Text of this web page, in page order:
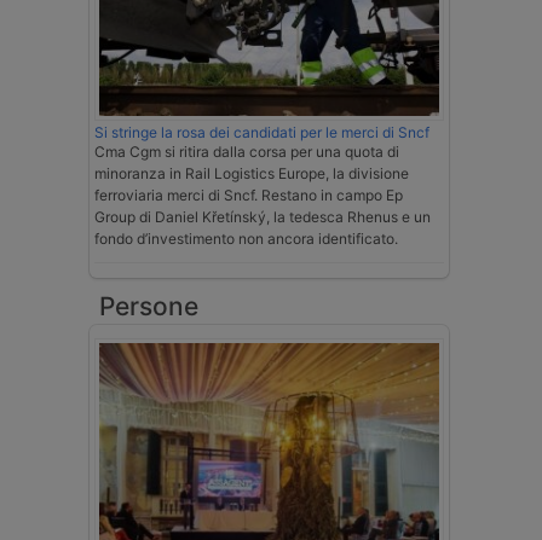
Si stringe la rosa dei candidati per le merci di Sncf
Cma Cgm si ritira dalla corsa per una quota di
minoranza in Rail Logistics Europe, la divisione
ferroviaria merci di Sncf. Restano in campo Ep
Group di Daniel Křetínský, la tedesca Rhenus e un
fondo d’investimento non ancora identificato.
Persone